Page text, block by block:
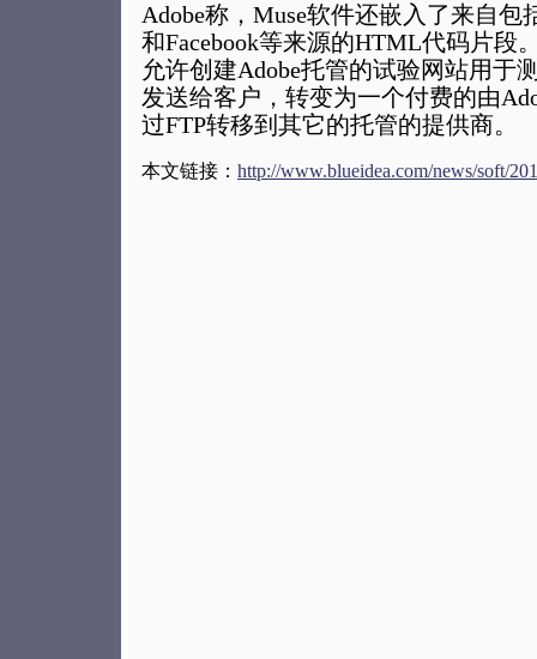
Adobe称，Muse软件还嵌入了来自包
和Facebook等来源的HTML代码片段
允许创建Adobe托管的试验网站用于
发送给客户，转变为一个付费的由
过FTP转移到其它的托管的提供商。
本文链接： http://www.blueidea.com/news/soft/